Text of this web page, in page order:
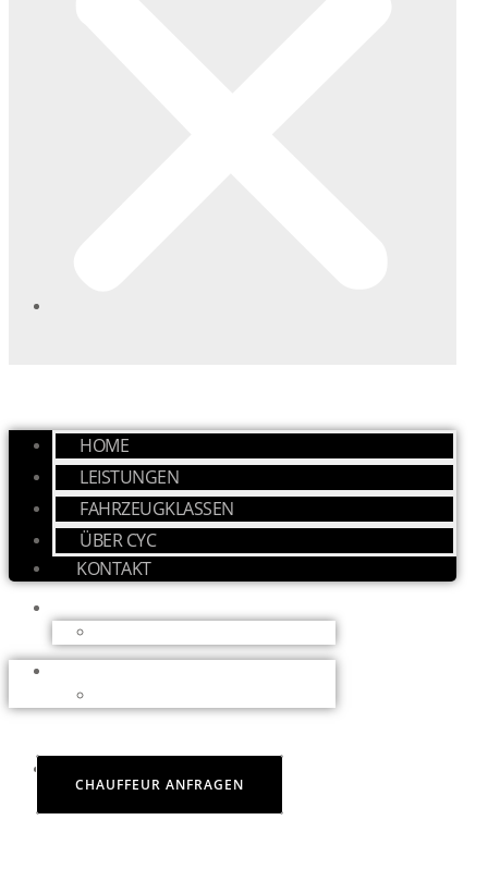
HOME
LEISTUNGEN
FAHRZEUGKLASSEN
ÜBER CYC
KONTAKT
CHAUFFEUR ANFRAGEN
SICHERHEIT IN ALLEN BELANGEN